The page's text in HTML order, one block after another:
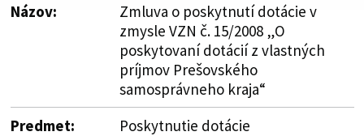
Názov:
Zmluva o poskytnutí dotácie v
zmysle VZN č. 15/2008 „O
poskytovaní dotácií z vlastných
príjmov Prešovského
samosprávneho kraja“
Predmet:
Poskytnutie dotácie